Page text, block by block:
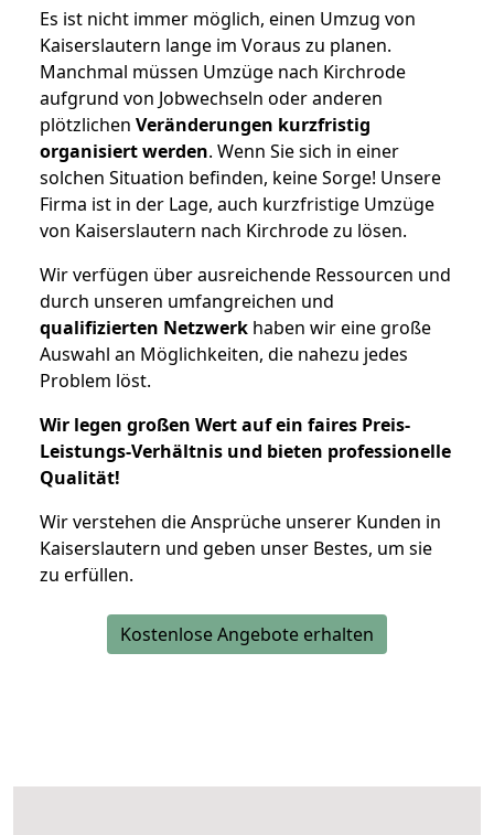
Es ist nicht immer möglich, einen Umzug von
Kaiserslautern lange im Voraus zu planen.
Manchmal müssen Umzüge nach Kirchrode
aufgrund von Jobwechseln oder anderen
plötzlichen Veränderungen kurzfristig
organisiert werden. Wenn Sie sich in einer
solchen Situation befinden, keine Sorge! Unsere
Firma ist in der Lage, auch kurzfristige Umzüge
von Kaiserslautern nach Kirchrode zu lösen.
Wir verfügen über ausreichende Ressourcen und
durch unseren umfangreichen und
qualifizierten Netzwerk haben wir eine große
Auswahl an Möglichkeiten, die nahezu jedes
Problem löst.
Wir legen großen Wert auf ein faires Preis-
Leistungs-Verhältnis und bieten professionelle
Qualität!
Wir verstehen die Ansprüche unserer Kunden in
Kaiserslautern und geben unser Bestes, um sie
zu erfüllen.
Kostenlose Angebote erhalten